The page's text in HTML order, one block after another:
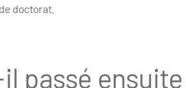
doctorat.
il passé